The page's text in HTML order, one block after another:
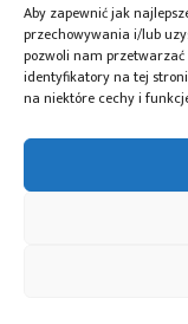
Aby zapewnić jak
przechowywania i/lub
pozwoli nam
identyfikatory na tej
na niektóre cechy i